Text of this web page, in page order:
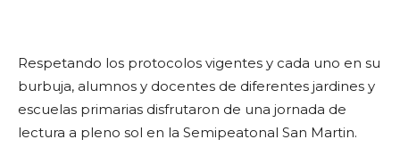
Respetando los protocolos vigentes y cada uno en su
burbuja, alumnos y docentes de diferentes jardines y
escuelas primarias disfrutaron de una jornada de
lectura a pleno sol en la Semipeatonal San Martin.